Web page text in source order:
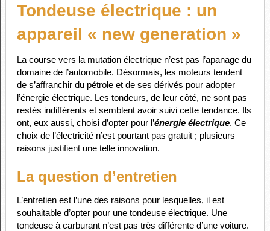
Tondeuse électrique : un
appareil « new generation »
La course vers la mutation électrique n’est pas l’apanage du
domaine de l’automobile. Désormais, les moteurs tendent
de s’affranchir du pétrole et de ses dérivés pour adopter
l’énergie électrique. Les tondeurs, de leur côté, ne sont pas
restés indifférents et semblent avoir suivi cette tendance. Ils
ont, eux aussi, choisi d’opter pour l’énergie électrique. Ce
choix de l’électricité n’est pourtant pas gratuit ; plusieurs
raisons justifient une telle innovation.
La question d’entretien
L’entretien est l’une des raisons pour lesquelles, il est
souhaitable d’opter pour une tondeuse électrique. Une
tondeuse à carburant n’est pas très différente d’une voiture.